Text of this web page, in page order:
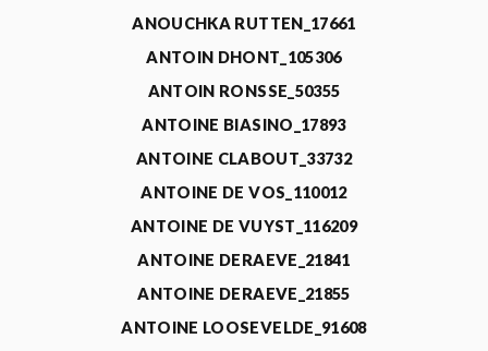
ANOUCHKA RUTTEN_17661
ANTOIN DHONT_105306
ANTOIN RONSSE_50355
ANTOINE BIASINO_17893
ANTOINE CLABOUT_33732
ANTOINE DE VOS_110012
ANTOINE DE VUYST_116209
ANTOINE DERAEVE_21841
ANTOINE DERAEVE_21855
ANTOINE LOOSEVELDE_91608